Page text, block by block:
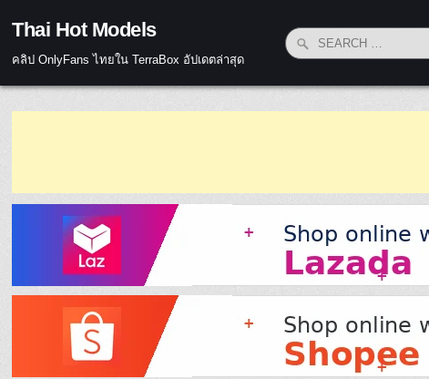
Thai Hot Models
คลิป OnlyFans ไทยใน TerraBox อัปเดตล่าสุด
Search for: